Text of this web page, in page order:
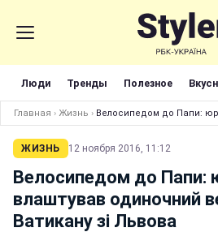
Люди Тренды Полезное
Главная › Жизнь › Велосипедом до Папи:
ЖИЗНЬ 12 ноября 2016, 11:12
Велосипедом до Папи:
влаштував одиночний
Ватикану зі Львова